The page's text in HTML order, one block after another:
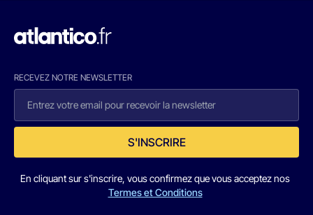
RECEVEZ NOTRE NEWSLETTER
S'INSCRIRE
En cliquant sur s'inscrire, vous confirmez que vous acceptez nos
Termes et Conditions